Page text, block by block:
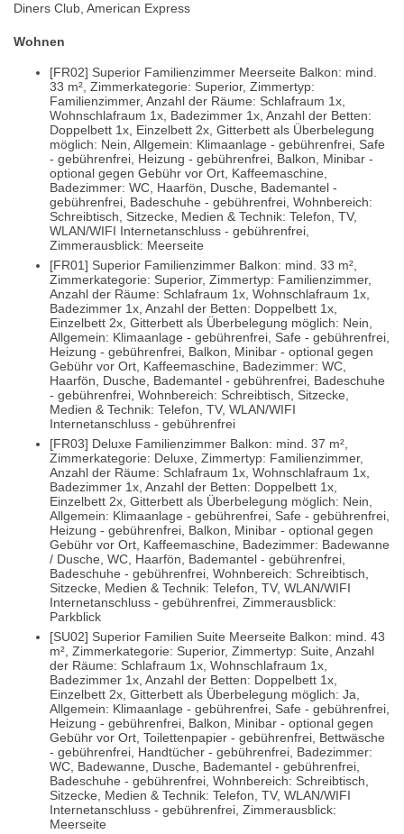
Diners Club, American Express
Wohnen
[FR02] Superior Familienzimmer Meerseite Balkon: mind.
33 m², Zimmerkategorie: Superior, Zimmertyp:
Familienzimmer, Anzahl der Räume: Schlafraum 1x,
Wohnschlafraum 1x, Badezimmer 1x, Anzahl der Betten:
Doppelbett 1x, Einzelbett 2x, Gitterbett als Überbelegung
möglich: Nein, Allgemein: Klimaanlage - gebührenfrei, Safe
- gebührenfrei, Heizung - gebührenfrei, Balkon, Minibar -
optional gegen Gebühr vor Ort, Kaffeemaschine,
Badezimmer: WC, Haarfön, Dusche, Bademantel -
gebührenfrei, Badeschuhe - gebührenfrei, Wohnbereich:
Schreibtisch, Sitzecke, Medien & Technik: Telefon, TV,
WLAN/WIFI Internetanschluss - gebührenfrei,
Zimmerausblick: Meerseite
[FR01] Superior Familienzimmer Balkon: mind. 33 m²,
Zimmerkategorie: Superior, Zimmertyp: Familienzimmer,
Anzahl der Räume: Schlafraum 1x, Wohnschlafraum 1x,
Badezimmer 1x, Anzahl der Betten: Doppelbett 1x,
Einzelbett 2x, Gitterbett als Überbelegung möglich: Nein,
Allgemein: Klimaanlage - gebührenfrei, Safe - gebührenfrei,
Heizung - gebührenfrei, Balkon, Minibar - optional gegen
Gebühr vor Ort, Kaffeemaschine, Badezimmer: WC,
Haarfön, Dusche, Bademantel - gebührenfrei, Badeschuhe
- gebührenfrei, Wohnbereich: Schreibtisch, Sitzecke,
Medien & Technik: Telefon, TV, WLAN/WIFI
Internetanschluss - gebührenfrei
[FR03] Deluxe Familienzimmer Balkon: mind. 37 m²,
Zimmerkategorie: Deluxe, Zimmertyp: Familienzimmer,
Anzahl der Räume: Schlafraum 1x, Wohnschlafraum 1x,
Badezimmer 1x, Anzahl der Betten: Doppelbett 1x,
Einzelbett 2x, Gitterbett als Überbelegung möglich: Nein,
Allgemein: Klimaanlage - gebührenfrei, Safe - gebührenfrei,
Heizung - gebührenfrei, Balkon, Minibar - optional gegen
Gebühr vor Ort, Kaffeemaschine, Badezimmer: Badewanne
/ Dusche, WC, Haarfön, Bademantel - gebührenfrei,
Badeschuhe - gebührenfrei, Wohnbereich: Schreibtisch,
Sitzecke, Medien & Technik: Telefon, TV, WLAN/WIFI
Internetanschluss - gebührenfrei, Zimmerausblick:
Parkblick
[SU02] Superior Familien Suite Meerseite Balkon: mind. 43
m², Zimmerkategorie: Superior, Zimmertyp: Suite, Anzahl
der Räume: Schlafraum 1x, Wohnschlafraum 1x,
Badezimmer 1x, Anzahl der Betten: Doppelbett 1x,
Einzelbett 2x, Gitterbett als Überbelegung möglich: Ja,
Allgemein: Klimaanlage - gebührenfrei, Safe - gebührenfrei,
Heizung - gebührenfrei, Balkon, Minibar - optional gegen
Gebühr vor Ort, Toilettenpapier - gebührenfrei, Bettwäsche
- gebührenfrei, Handtücher - gebührenfrei, Badezimmer:
WC, Badewanne, Dusche, Bademantel - gebührenfrei,
Badeschuhe - gebührenfrei, Wohnbereich: Schreibtisch,
Sitzecke, Medien & Technik: Telefon, TV, WLAN/WIFI
Internetanschluss - gebührenfrei, Zimmerausblick:
Meerseite